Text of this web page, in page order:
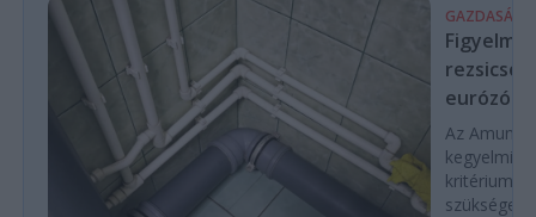
GAZDASÁG
Az Amundi
kegyelmi